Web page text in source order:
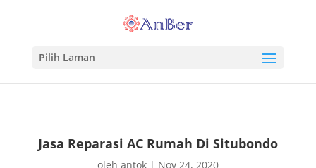
Pilih Laman
Jasa Reparasi AC Rumah Di Situbondo
oleh antok| Nov 24, 2020